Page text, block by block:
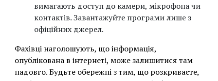
вимагають доступ до камери, мікрофона чи
контактів. Завантажуйте програми лише з
офіційних джерел.
Фахівці наголошують, що інформація,
опублікована в інтернеті, може залишитися там
надовго. Будьте обережні з тим, що розкриваєте,